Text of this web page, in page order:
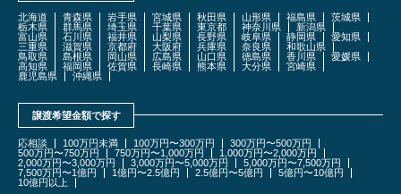
北海道 青森県 岩手県 宮城県 秋田県 山形県 福島県
茨城県
栃木県
群馬県 埼玉県 千葉県 東京都 神奈川県
新潟県
富山県
石川県 福井県 山梨県 長野県 岐阜県 静岡県
愛知県
三重県
滋賀県 京都府 大阪府 兵庫県 奈良県
和歌山県
鳥取県
島根県 岡山県 広島県 山口県 徳島県 香川県
愛媛県
高知県
福岡県 佐賀県 長崎県 熊本県 大分県
宮崎県
鹿児島県
沖縄県
譲渡希望金額で探す
応相談 100万円未満 100万円〜300万円
300万円〜500万円
500万円〜750万円
750万円〜1,000万円
1,000万円〜2,000万円
2,000万円〜3,000万円
3,000万円〜5,000万円
5,000万円〜7,500万円
7,500万円〜1億円
1億円〜2.5億円 2.5億円〜5億円
5億円〜10億円
10億円以上